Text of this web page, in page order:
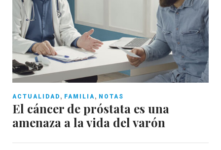
ACTUALIDAD , FAMILIA, NOTAS
El cáncer de próstata es una
amenaza a la vida del varón